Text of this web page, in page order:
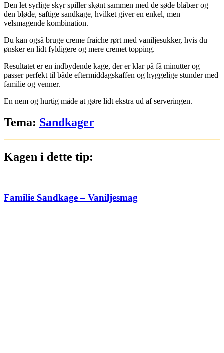
Den let syrlige skyr spiller skønt sammen med de søde blåbær og
den bløde, saftige sandkage, hvilket giver en enkel, men
velsmagende kombination.
Du kan også bruge creme fraiche rørt med vaniljesukker, hvis du
ønsker en lidt fyldigere og mere cremet topping.
Resultatet er en indbydende kage, der er klar på få minutter og
passer perfekt til både eftermiddagskaffen og hyggelige stunder med
familie og venner.
En nem og hurtig måde at gøre lidt ekstra ud af serveringen.
Tema: Sandkager
Kagen i dette tip:
Familie Sandkage – Vaniljesmag